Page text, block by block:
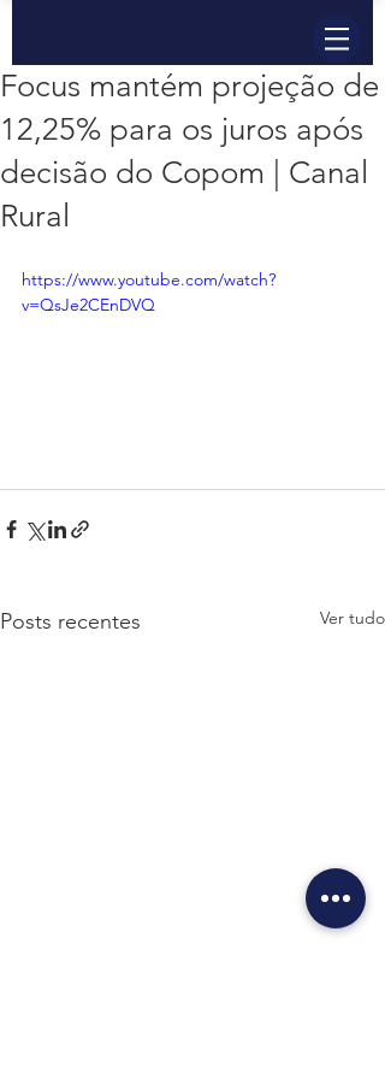
Focus mantém projeção de
12,25% para os juros após
decisão do Copom | Canal
Rural
https://www.youtube.com/watch?
v=QsJe2CEnDVQ
Posts recentes Ver tudo